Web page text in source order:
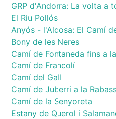
GRP d'Andorra: La volta a
El Riu Pollós
Anyós - l'Aldosa: El Camí
Bony de les Neres
Camí de Fontaneda fins a
Camí de Francolí
Camí del Gall
Camí de Juberri a la
Camí de la Senyoreta
Estany de Querol i